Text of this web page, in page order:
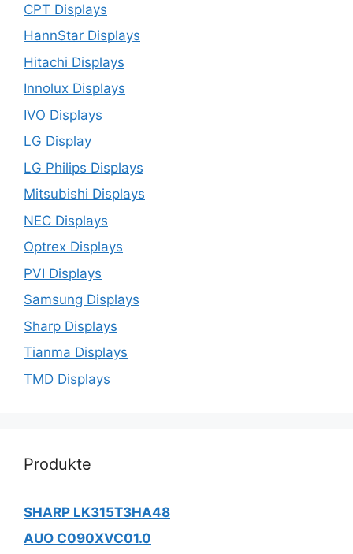
CPT Displays
HannStar Displays
Hitachi Displays
Innolux Displays
IVO Displays
LG Display
LG Philips Displays
Mitsubishi Displays
NEC Displays
Optrex Displays
PVI Displays
Samsung Displays
Sharp Displays
Tianma Displays
TMD Displays
Produkte
SHARP LK315T3HA48
AUO C090XVC01.0